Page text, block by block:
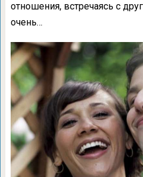
отношения, встречаясь с
очень…